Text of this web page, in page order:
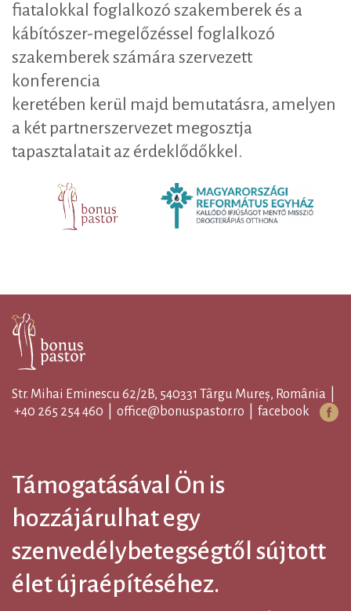
fiatalokkal foglalkozó szakemberek és a
kábítószer-megelőzéssel foglalkozó
szakemberek számára szervezett
konferencia
keretében kerül majd bemutatásra, amelyen
a két partnerszervezet megosztja
tapasztalatait az érdeklődőkkel.
Str. Mihai Eminescu 62/2B, 540331 Târgu Mureș, România |
+40 265 254 460
office@bonuspastor.ro facebook
Támogatásával Ön is
hozzájárulhat egy
szenvedélybetegségtől sújtott
élet újraépítéséhez.